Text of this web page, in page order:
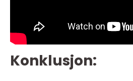
Konklusjon: